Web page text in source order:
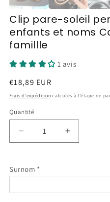
Clip pare-soleil
enfants et noms
famillle
1 avis
Prix
habituel
€18,89 EUR
Frais d'expédition calculés à l'étape de
Quantité
Réduire
la
de
Clip
Augmenter
la
Clip
Surnom *